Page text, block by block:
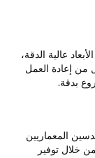
عالية الدقة،
من إعادة العمل
بدقة.
المعماريين
خلال توفير